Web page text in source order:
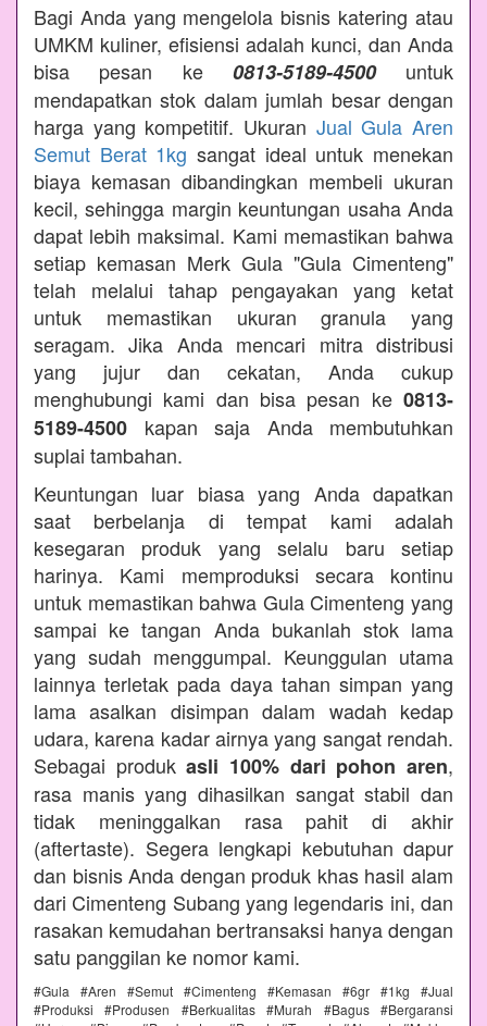
Bagi Anda yang mengelola bisnis katering atau
UMKM kuliner, efisiensi adalah kunci, dan Anda
bisa pesan ke 0813-5189-4500untuk
mendapatkan stok dalam jumlah besar dengan
harga yang kompetitif. Ukuran Jual Gula Aren
Semut Berat 1kg sangat ideal untuk menekan
biaya kemasan dibandingkan membeli ukuran
kecil, sehingga margin keuntungan usaha Anda
dapat lebih maksimal. Kami memastikan bahwa
setiap kemasan Merk Gula "Gula Cimenteng"
telah melalui tahap pengayakan yang ketat
untuk memastikan ukuran granula yang
seragam. Jika Anda mencari mitra distribusi
yang jujur dan cekatan, Anda cukup
menghubungi kami dan bisa pesan ke 0813-
5189-4500 kapan saja Anda membutuhkan
suplai tambahan.
Keuntungan luar biasa yang Anda dapatkan
saat berbelanja di tempat kami adalah
kesegaran produk yang selalu baru setiap
harinya. Kami memproduksi secara kontinu
untuk memastikan bahwa Gula Cimenteng yang
sampai ke tangan Anda bukanlah stok lama
yang sudah menggumpal. Keunggulan utama
lainnya terletak pada daya tahan simpan yang
lama asalkan disimpan dalam wadah kedap
udara, karena kadar airnya yang sangat rendah.
Sebagai produkasli 100% dari pohon aren,
rasa manis yang dihasilkan sangat stabil dan
tidak meninggalkan rasa pahit di akhir
(aftertaste). Segera lengkapi kebutuhan dapur
dan bisnis Anda dengan produk khas hasil alam
dari Cimenteng Subang yang legendaris ini, dan
rasakan kemudahan bertransaksi hanya dengan
satu panggilan ke nomor kami.
#Gula #Aren #Semut #Cimenteng #Kemasan #6gr #1kg #Jual
#Produksi #Produsen #Berkualitas #Murah #Bagus #Bergaransi